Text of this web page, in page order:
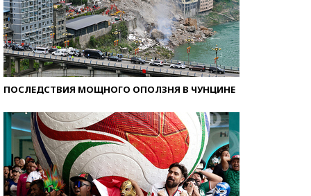
ПОСЛЕДСТВИЯ МОЩНОГО ОПОЛЗНЯ В ЧУНЦИНЕ